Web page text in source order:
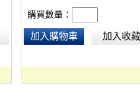
購買數量：
加入購物車 加入收藏